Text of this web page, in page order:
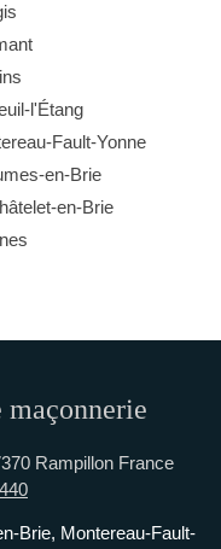
l'Étang
Fault-Yonne
en-Brie
en-Brie
Rampillon France
Brie, Montereau-Fault-